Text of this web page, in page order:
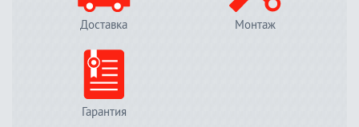
Доставка Монтаж
Гарантия